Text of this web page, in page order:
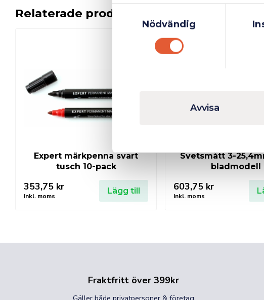
Samtyckesval
Nödvändig
Avvisa
Relaterade produkter
Expert märkpenna svart
tusch 10-pack
353,75 kr
Inkl. moms
Lägg till
Svetsmått 3-
bladmodell
603,75 kr
Inkl. moms
Fraktfritt över 399kr